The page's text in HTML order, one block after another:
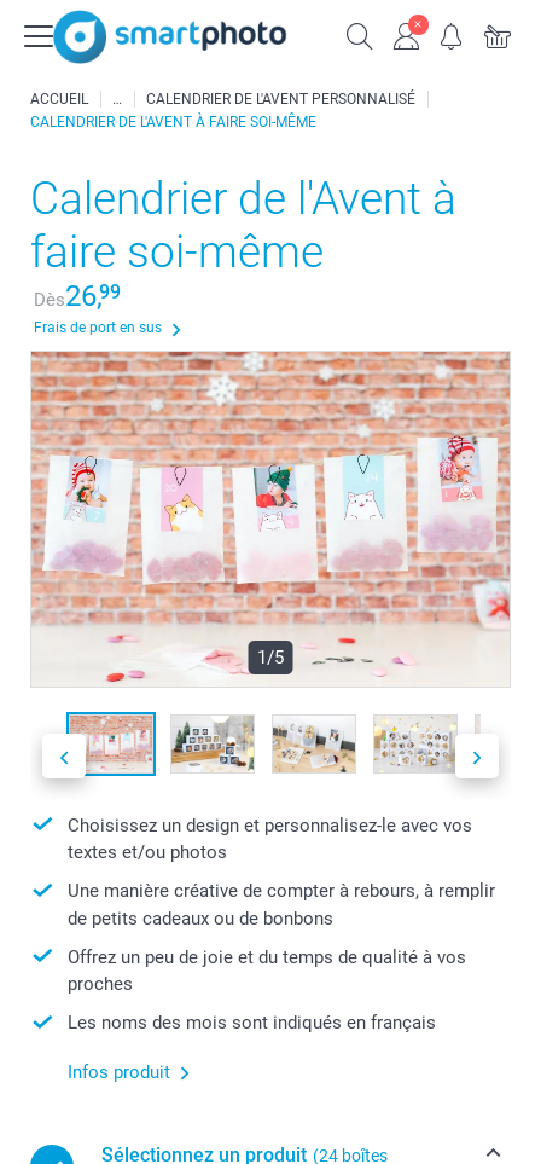
ACCUEIL
CALENDRIER DE L'AVENT PERSONNALISÉ
CALENDRIER DE L'AVENT À FAIRE SOI-MÊME
Calendrier de l'Avent à
faire soi-même
Dès26,99
Frais de port en sus
1/5
Choisissez un design et personnalisez-le avec vos
textes et/ou photos
Une manière créative de compter à rebours, à remplir
de petits cadeaux ou de bonbons
Offrez un peu de joie et du temps de qualité à vos
proches
Les noms des mois sont indiqués en français
Infos produit
Sélectionnez un produit (24 boîtes